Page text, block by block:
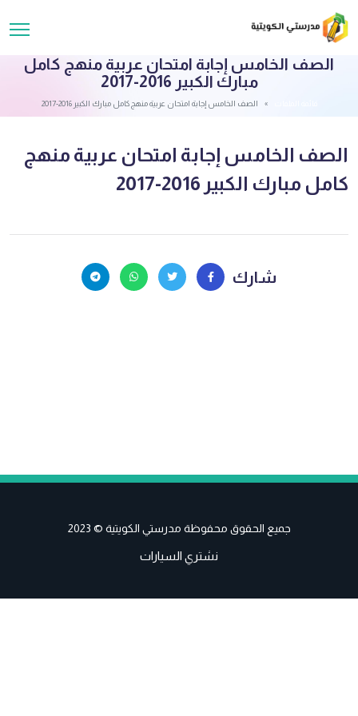
الصف الخامس إجابة امتحان عربية منهج كامل
مبارك الكبير 2016-2017
الصف الخامس إجابة امتحان عربية منهج كامل مبارك الكبير 2016-2017
الصف الخامس إجابة امتحان عربية منهج
كامل مبارك الكبير 2016-2017
شارك
جميع الحقوق محفوظة مدرستي الكويتية © 2023
نشتري السيارات